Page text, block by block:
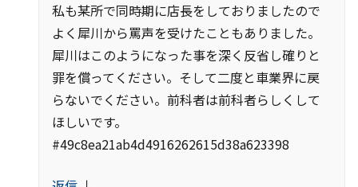
私も某所で同時期に店長をしておりましたので
よく犀川から罵声を受けたこともありました。
犀川はこのようになった事を深く反省し確りと
罪を償ってください。そして二度と車業界に戻
らないでください。前科者は前科者らしくして
ほしいです。
#49c8ea21ab4d4916262615d38a623398